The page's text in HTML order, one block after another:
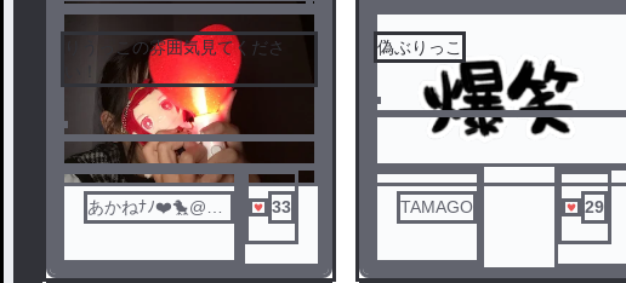
りうっこの雰囲気見てくださ
あかねﾅﾉ❤️🐤@冬
33
偽ぶりっこ
TAMAGO 29